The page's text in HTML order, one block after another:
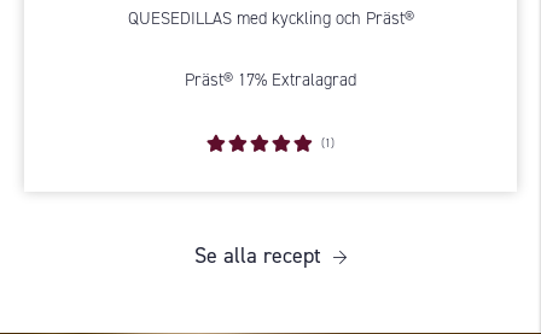
QUESEDILLAS med kyckling och Präst®
Präst® 17% Extralagrad
(1)
Se alla recept